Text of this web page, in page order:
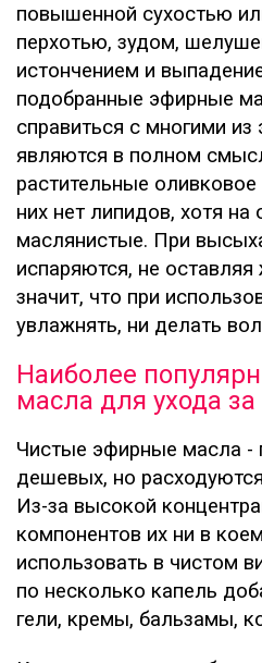
повышенной сухостью
перхотью, зудом,
истончением и
подобранные эфирные
справиться с многими
являются в полном
растительные
них нет липидов, хотя на
маслянистые. При
испаряются, не
значит, что при
увлажнять, ни делать
Наиболее
масла для ухода
Чистые эфирные масла -
дешевых, но
Из-за высокой
компонентов их ни в
использовать в чистом
по несколько капель
гели, кремы, бальзамы,